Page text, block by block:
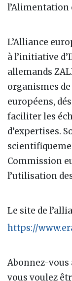
l’Alimentation
L’Alliance
à l’initiative
allemands
organismes
européens,
faciliter les
d’expertises.
Commission
l’utilisation
Le site de
https://
Abonnez-vous
vous voulez